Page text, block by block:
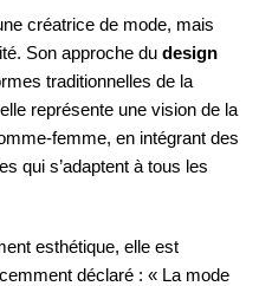
créatrice de mode, mais
Son approche du design
traditionnelles de la
représente une vision de la
femme, en intégrant des
qui s’adaptent à tous les
esthétique, elle est
déclaré : « La mode